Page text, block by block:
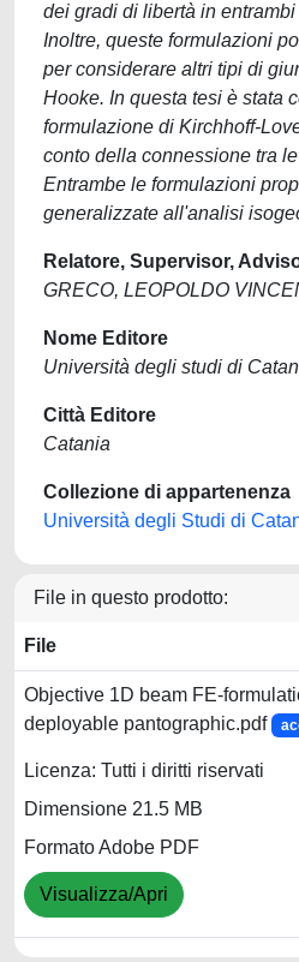
dei gradi di libertà in
Inoltre, queste formulazioni
per considerare altri tipi di
Hooke. In questa tesi è stata
formulazione di Kirchhoff-
conto della connessione tra
Entrambe le formulazioni
generalizzate all'analisi
Relatore, Supervisor,
GRECO, LEOPOLDO
Nome Editore
Università degli studi di
Città Editore
Catania
Collezione di appartenenza
Università degli Studi di
File in questo prodotto:
File
Objective 1D beam FE-
deployable pantographic.pdf
Licenza: Tutti i diritti riservati
Dimensione 21.5 MB
Formato Adobe PDF
Visualizza/Apri